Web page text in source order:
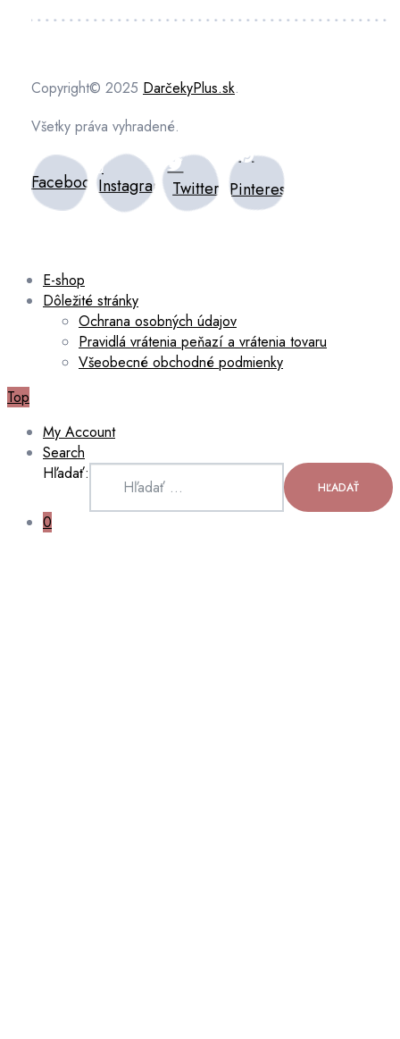
Copyright© 2025 DarčekyPlus.sk.
Všetky práva vyhradené.
FacebookInstagram Twitter Pinterest
E-shop
Dôležité stránky
Ochrana osobných údajov
Pravidlá vrátenia peňazí a vrátenia tovaru
Všeobecné obchodné podmienky
Top
My Account
Search
Hľadať:
HĽADAŤ
0